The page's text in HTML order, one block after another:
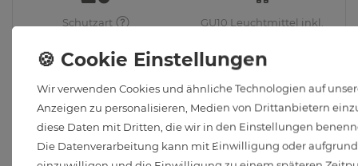
Schutzart GU10 Leuchtmittel inkl.
Häufig gestellte Kundenfragen
Mit welchen Apps lassen sich die smarten Lampen
steuern?
Wir verwenden Cookies und ähnliche Technologien auf
Anzeigen zu personalisieren, Medien von Drittanbietern
diese Daten mit Dritten, die wir in den Einstellungen
Die Datenverarbeitung kann mit Einwilligung oder